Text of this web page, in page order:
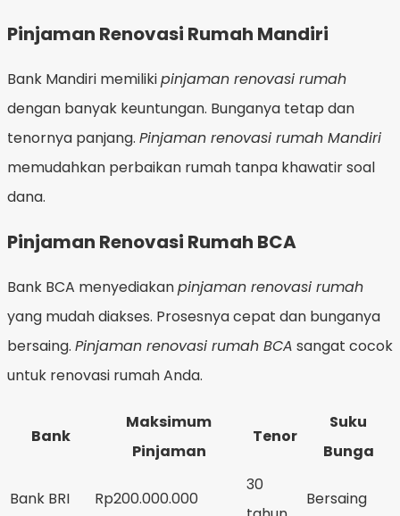
Pinjaman Renovasi Rumah Mandiri
Bank Mandiri memilikipinjaman renovasi rumah
dengan banyak keuntungan. Bunganya tetap dan
tenornya panjang. Pinjaman renovasi rumah Mandiri
memudahkan perbaikan rumah tanpa khawatir soal
dana.
Pinjaman Renovasi Rumah BCA
Bank BCA menyediakanpinjaman renovasi rumah
yang mudah diakses. Prosesnya cepat dan bunganya
bersaing. Pinjaman renovasi rumah BCA sangat cocok
untuk renovasi rumah Anda.
Bank
Maksimum
Pinjaman
Tenor
Suku
Bunga
Bank BRI Rp200.000.000
30
Bersaing